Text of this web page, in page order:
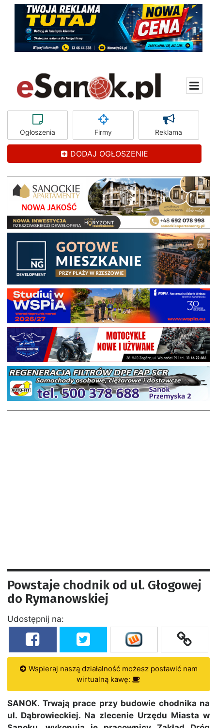
Ogłoszenia Firmy Reklama
DODAJ OGŁOSZENIE
Powstaje chodnik od ul. Głogowej
do Rymanowskiej
Udostępnij na:
Wspieraj naszą działalność możesz postawić nam
wirtualną kawę:
SANOK. Trwają prace przy budowie chodnika na
ul. Dąbrowieckiej. Na zlecenie Urzędu Miasta w